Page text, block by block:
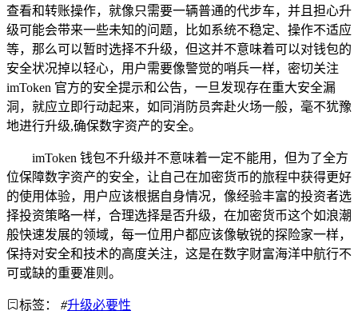
查看和转账操作，就像只需要一辆普通的代步车，并且担心升
级可能会带来一些未知的问题，比如系统不稳定、操作不适应
等，那么可以暂时选择不升级，但这并不意味着可以对钱包的
安全状况掉以轻心，用户需要像警觉的哨兵一样，密切关注
imToken 官方的安全提示和公告，一旦发现存在重大安全漏
洞，就应立即行动起来，如同消防员奔赴火场一般，毫不犹豫
地进行升级,确保数字资产的安全。
imToken 钱包不升级并不意味着一定不能用，但为了全方
位保障数字资产的安全，让自己在加密货币的旅程中获得更好
的使用体验，用户应该根据自身情况，像经验丰富的投资者选
择投资策略一样，合理选择是否升级，在加密货币这个如浪潮
般快速发展的领域，每一位用户都应该像敏锐的探险家一样，
保持对安全和技术的高度关注，这是在数字财富海洋中航行不
可或缺的重要准则。
标签： #升级必要性